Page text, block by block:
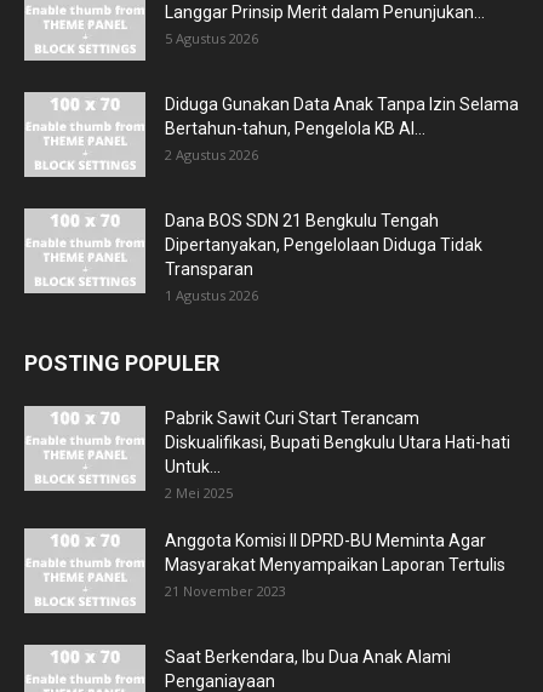
Langgar Prinsip Merit dalam Penunjukan...
5 Agustus 2026
Diduga Gunakan Data Anak Tanpa Izin Selama
Bertahun-tahun, Pengelola KB Al...
2 Agustus 2026
Dana BOS SDN 21 Bengkulu Tengah
Dipertanyakan, Pengelolaan Diduga Tidak
Transparan
1 Agustus 2026
POSTING POPULER
Pabrik Sawit Curi Start Terancam
Diskualifikasi, Bupati Bengkulu Utara Hati-hati
Untuk...
2 Mei 2025
Anggota Komisi II DPRD-BU Meminta Agar
Masyarakat Menyampaikan Laporan Tertulis
21 November 2023
Saat Berkendara, Ibu Dua Anak Alami
Penganiayaan